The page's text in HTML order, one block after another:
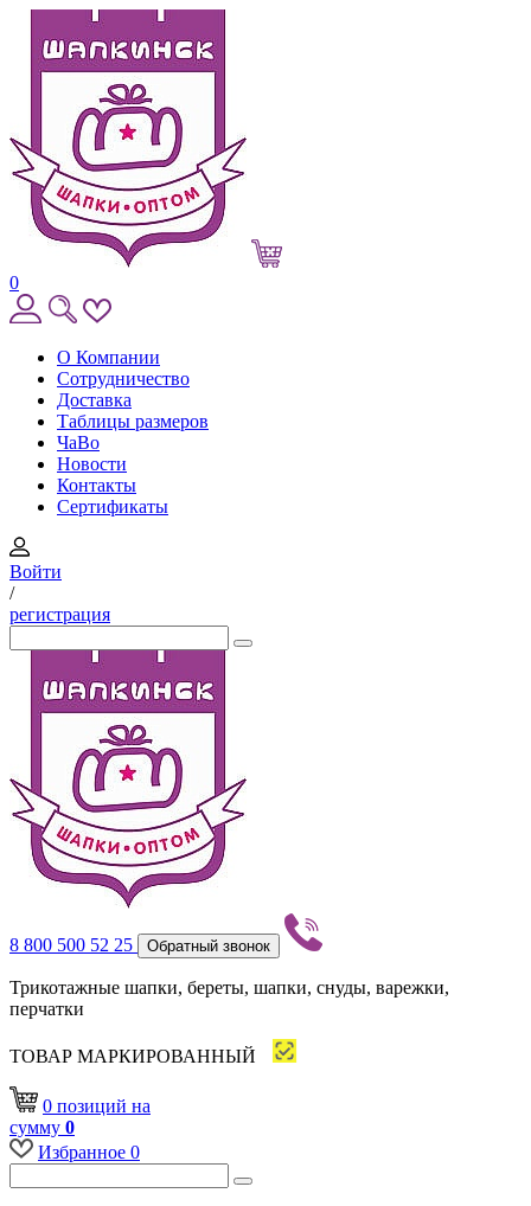
0
О Компании
Сотрудничество
Доставка
Таблицы размеров
ЧаВо
Новости
Контакты
Сертификаты
Войти
/
регистрация
8 800 500 52 25 Обратный звонок
Трикотажные шапки, береты, шапки, снуды, варежки,
перчатки
ТОВАР МАРКИРОВАННЫЙ
0 позиций на
сумму 0
Избранное 0